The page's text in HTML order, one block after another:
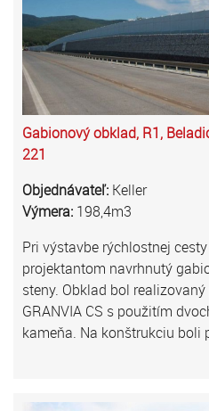
Gabionový obklad, R1,
221
Objednávateľ: Keller
Výmera: 198,4m3
Pri výstavbe rýchlostnej
projektantom navrhnutý
steny. Obklad bol
GRANVIA CS s použitím
kameňa. Na konštrukciu boli